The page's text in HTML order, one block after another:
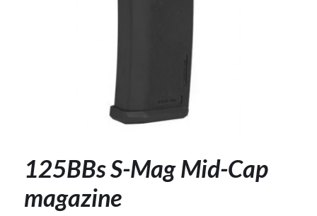
125BBs S-Mag Mid-Cap
magazine